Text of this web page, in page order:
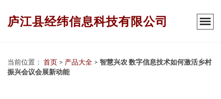
庐江县经纬信息科技有限公司
当前位置： 首页 > 产品大全 > 智慧兴农 数字信息技术如何激活乡村
振兴会议会展新动能